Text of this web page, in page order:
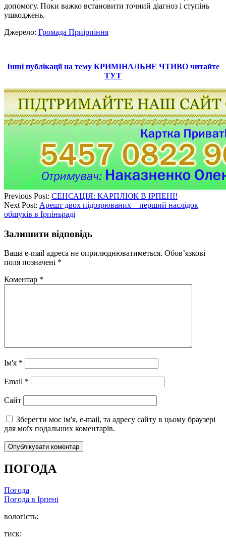
допомогу. Поки важко встановити точний діагноз і ступінь
ушкоджень.
Джерело: Громада Приірпіння
Інші публікації на тему КРИМІНАЛЬНЕ ЧТИВО читайте
ТУТ
Previous Post: СЕНСАЦІЯ: КАРПЛЮК В ІРПЕНІ!
Next Post: Арешт двох підозрюваних – перший наслідок
обшуків в Ірпіньраді
Залишити відповідь
Ваша e-mail адреса не оприлюднюватиметься. Обов’язкові
поля позначені *
Коментар *
Ім'я *
Email *
Сайт
Зберегти моє ім'я, e-mail, та адресу сайту в цьому браузері
для моїх подальших коментарів.
ПОГОДА
Погода
Погода в Ірпені
вологість:
тиск: